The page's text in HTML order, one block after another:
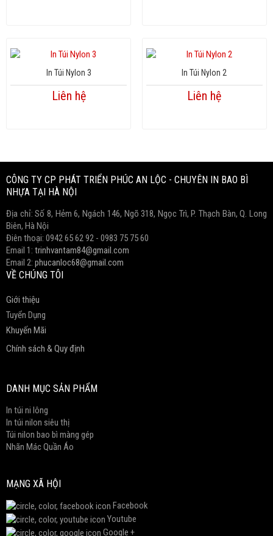
In Túi Nylon 3
Liên hệ
In Túi Nylon 2
Liên hệ
CÔNG TY CP PHÁT TRIỂN PHÚC AN LỘC - CHUYÊN IN BAO BÌ
NHỰA TẠI HÀ NỘI
Địa chỉ: Số 8, Hẻm 6, Ngách 146, Ngõ 318, Ngọc Trì, P. Thạch Bàn, Q. Long
Biên, Hà Nội
Điên thoại: 0942 65 62 92 - 0983 75 75 60
Email 1: trinhvantam84@gmail.com
Email 2: phucanloc68@gmail.com
VỀ CHÚNG TÔI
Giới thiệu
Tuyển Dụng
Khuyến Mãi
Chính sách & Quy định
DANH MỤC SẢN PHẨM
In túi ni lông
In túi nilon siêu thị
Túi nilon bao bì màng gép
Nhãn Mác Quần Áo
MẠNG XÃ HỘI
Facebook
Youtube
Google +